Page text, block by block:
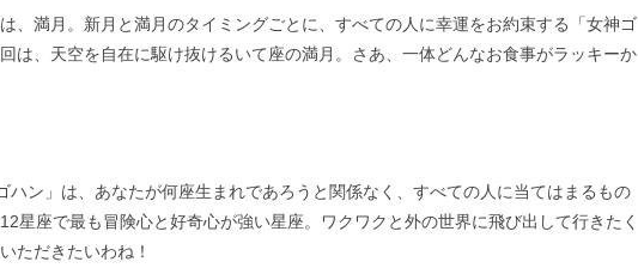
、満月。新月と満月のタイミングごとに、すべての人に幸運をお約束する「女神ゴ
は、天空を自在に駆け抜けるいて座の満月。さあ、一体どんなお食事がラッキーか
ハン」は、あなたが何座生まれであろうと関係なく、すべての人に当てはまるもの
星座で最も冒険心と好奇心が強い星座。ワクワクと外の世界に飛び出して行きたく
ただきたいわね！